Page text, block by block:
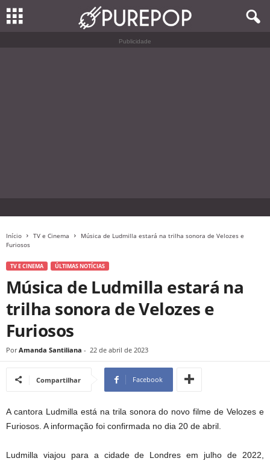
Publicidade
Início TV e Cinema
Música de Ludmilla estará na trilha sonora de Velozes e
Furiosos
TV E CINEMA ÚLTIMAS NOTÍCIAS
Música de Ludmilla estará na
trilha sonora de Velozes e
Furiosos
Por Amanda Santiliana - 22 de abril de 2023
Compartilhar Facebook
A cantora Ludmilla está na trila sonora do novo filme de Velozes e
Furiosos. A informação foi confirmada no dia 20 de abril.
Ludmilla viajou para a cidade de Londres em julho de 2022,